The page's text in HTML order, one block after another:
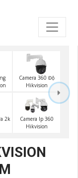
Camera 360 Độ
Hikvision
2k
Camera Ip 360
Hikvision